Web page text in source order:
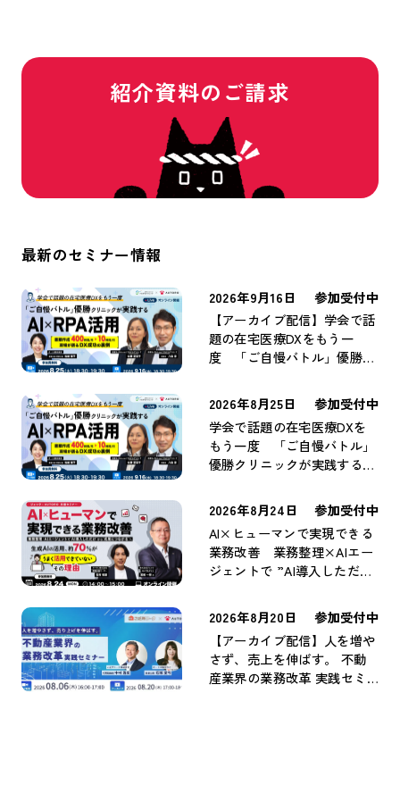
紹介資料のご請求
最新のセミナー情報
2026年9月16日
参加受付中
【アーカイブ配信】学会で話
題の在宅医療DXをもう一
度 「ご自慢バトル」優勝ク
活用 ～書類作成400時間/
月→10時間/月。現場が語る
DX成功の裏側～
2026年8月25日
参加受付中
学会で話題の在宅医療DXを
もう一度 「ご自慢バトル」
優勝クリニックが実践するAI
時間/月→10時間/月。現場が
語るDX成功の裏側～
2026年8月24日
参加受付中
AI×ヒューマンで実現できる
業務改善 業務整理×AIエー
ジェントで ”AI導入しただ
2026年8月20日
参加受付中
【アーカイブ配信】人を増や
さず、売上を伸ばす。 不動
産業界の業務改革 実践セミ